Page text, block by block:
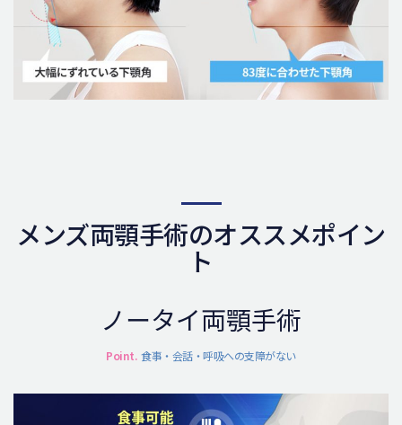
メンズ両顎手術のオススメポイン
ト
ノータイ両顎手術
Point.食事・会話・呼吸への支障がない